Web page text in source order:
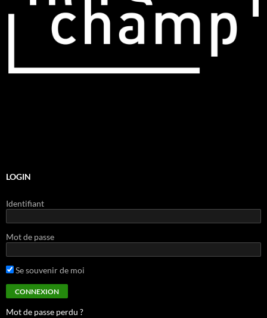
LOGIN
Identifiant
Mot de passe
Se souvenir de moi
Mot de passe perdu ?